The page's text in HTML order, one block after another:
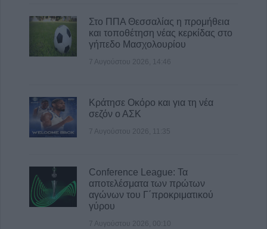
Αλεξανδρούπολης
8 Αυγούστου 2026, 21:54
Στο ΠΠΑ Θεσσαλίας η προμήθεια
και τοποθέτηση νέας κερκίδας στο
γήπεδο Μασχολουρίου
7 Αυγούστου 2026, 14:46
Κράτησε Οκόρο και για τη νέα
σεζόν ο ΑΣΚ
7 Αυγούστου 2026, 11:35
Conference League: Τα
αποτελέσματα των πρώτων
αγώνων του Γ΄προκριματικού
γύρου
7 Αυγούστου 2026, 00:10